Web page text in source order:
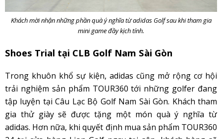
Khách mời nhận những phần quà ý nghĩa từ adidas Golf sau khi tham gia
mini game đầy kịch tính.
Shoes Trial tại CLB Golf Nam Sài Gòn
Trong khuôn khổ sự kiện, adidas cũng mở rộng cơ hội
trải nghiệm sản phẩm TOUR360 tới những golfer đang
tập luyện tại Câu Lạc Bộ Golf Nam Sài Gòn. Khách tham
gia thử giày sẽ được tặng một món quà ý nghĩa từ
adidas. Hơn nữa, khi quyết định mua sản phẩm TOUR360